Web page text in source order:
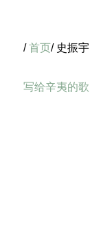
/首页/ 史振宇
写给辛夷的歌